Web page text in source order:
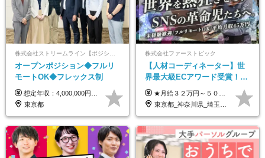
オープンポジション◆フルリ
モートOK◆フレックス制
想定年収：4,000,000円 ～ 8,000,000円 月給：288,000円 ～ 570,000円 ※ご経験・能力に応じて決定いたします。 ※上記額にはみなし残業代を含みます。 ※超過分は全額支給いたします。 ※みなし残業代 45,000円 ～ 89,050円／月 ※みなし残業時間 20時間／月 ※試用期間：3ヶ月（試用期間中の待遇に差異はありません） 【固定残業代について】 固定残業20時間分（45,000円～89,050円）を含む ※超過分は別途全額支給
東京都
株式会社ファーストピック
【人材コーディネーター】世
界最大級ECアワード受賞！フ
ルリモート／未経験◎／月給
３２万円～／年休１３０日以
上／
★月給３２万円～５０万円＋インセンティブ賞与＋決算賞与★ （30時間の固定残業代、一律月54,750円を含む。超過分は支給） ※経験・スキルを考慮の上、決定 ※昇給：随時あり 【インセンティブについて】 自社サービスを提案し、サービス化した場合、一部の利益をインセンティブとして還元します。 試用期間中（6か月間）は、下記の給与となります。 【一都三県、大阪、名古屋、福岡の方】 月給２４万円～＋役職手当＋インセンティブ賞与 【一都三県以外の関東圏、九州、東北、北海道、その他地域の方】 月給２０万円～＋役職手当＋インセンティブ賞与 ※試用期間6ヶ月 ※試用期間中の待遇・福利厚生に差異はなし
東京都_神奈川県_埼玉県_千葉県_大阪府_愛知県_北海道_青森県_岩手県_宮城県_秋田県_山形県_福島県_茨城県_栃木県_群馬県_静岡県_岐阜県_三重県_兵庫県_京都府_滋賀県_奈良県_和歌山県_広島県_岡山県_鳥取県_島根県_山口県_福岡県_熊本県_佐賀県_長崎県_大分県_宮崎県_鹿児島県